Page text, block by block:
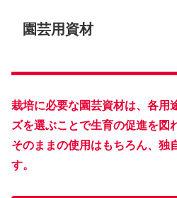
園芸用資材
栽培に必要な園芸資材は、各用
ズを選ぶことで生育の促進を図
そのままの使用はもちろん、独
す。